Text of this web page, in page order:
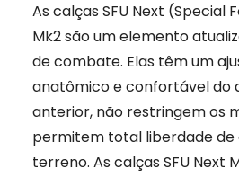
As calças SFU Next (Special
Mk2 são um elemento
de combate. Elas têm um
anatômico e confortável do
anterior, não restringem os
permitem total liberdade de
terreno. As calças SFU Next